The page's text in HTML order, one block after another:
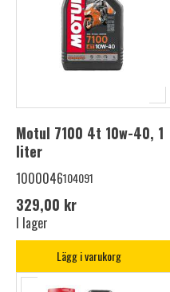
Motul 7100 4t 10w-40, 1
liter
1000046104091
329,00 kr
I lager
Lägg i varukorg